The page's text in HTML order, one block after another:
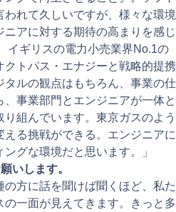
われて久しいですが、様々な環境
アに対する期待の高まりを感じ
イギリスの電力小売業界No.1の
クトパス・エナジーと戦略的提携
タルの観点はもちろん、事業の仕
事業部門とエンジニアが一体と
組んでいます。東京ガスのよう
る挑戦ができる。エンジニアに
グな環境だと思います。」
いします。
方に話を聞けば聞くほど、私た
一面が見えてきます。きっと多